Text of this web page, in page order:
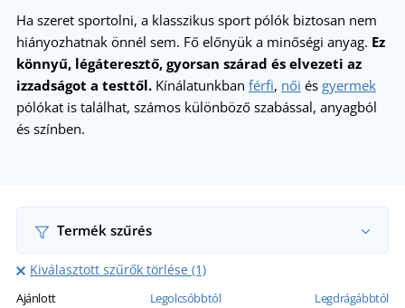
Ha szeret sportolni, a klasszikus sport pólók biztosan nem
hiányozhatnak önnél sem. Fő előnyük a minőségi anyag. Ez
könnyű, légáteresztő, gyorsan szárad és elvezeti az
izzadságot a testtől. Kínálatunkban férfi, női és gyermek
pólókat is találhat, számos különböző szabással, anyagból
és színben.
Termék szűrés
Kiválasztott szűrők törlése (1)
Ajánlott Legolcsóbbtól Legdrágábbtól